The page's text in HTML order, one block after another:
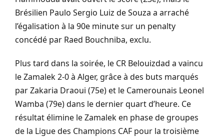
Brésilien Paulo Sergio Luiz de Souza a arraché
l’égalisation à la 90e minute sur un penalty
concédé par Raed Bouchniba, exclu.
Plus tard dans la soirée, le CR Belouizdad a vaincu
le Zamalek 2-0 à Alger, grâce à des buts marqués
par Zakaria Draoui (75e) et le Camerounais Leonel
Wamba (79e) dans le dernier quart d’heure. Ce
résultat élimine le Zamalek en phase de groupes
de la Ligue des Champions CAF pour la troisième